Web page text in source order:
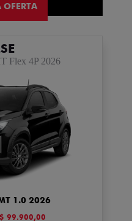
OFERTA
Flex 4P 2026
1.0 2026
99.900,00